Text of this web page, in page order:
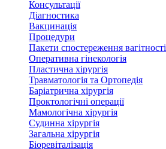
Консультації
Діагностика
Вакцинація
Процедури
Пакети спостереження вагітності
Оперативна гінекологія
Пластична хірургія
Травматологія та Ортопедія
Баріатрична хірургія
Проктологічні операції
Мамологічна хірургія
Судинна хірургія
Загальна хірургія
Біоревіталізація